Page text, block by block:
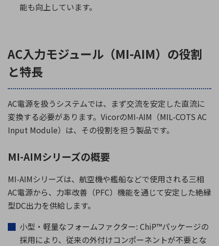
能も向上しています。
AC入力モジュール（MI-AIM）の役割
と特長
AC電源を扱うシステムでは、まず交流を安定した直流に
変換する必要があります。 VicorのMI-AIM （MIL-COTS AC
Input Module）は、その役割を担う製品です。
MI-AIMシリーズの概要
MI-AIMシリーズは、航空機や艦船などで使用される三相
AC電源から、力率改善（PFC）機能を通じて安定した絶縁
型DC出力を供給します。
小型・軽量なフォームファクター: ChiP™パッケージの
採用により、従来の外付けコンポーネントが不要とな